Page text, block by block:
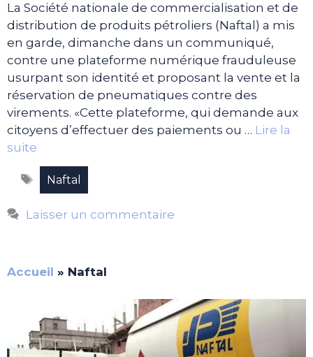
La Société nationale de commercialisation et de
distribution de produits pétroliers (Naftal) a mis
en garde, dimanche dans un communiqué,
contre une plateforme numérique frauduleuse
usurpant son identité et proposant la vente et la
réservation de pneumatiques contre des
virements. «Cette plateforme, qui demande aux
citoyens d’effectuer des paiements ou … Lire la
suite
Étiquettes
Naftal
Laisser un commentaire
Accueil » Naftal